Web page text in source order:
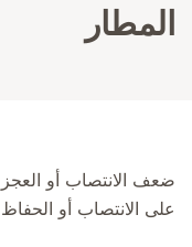
المطار
ضعف الانتصاب أو
على الانتصاب أو الحفاظ